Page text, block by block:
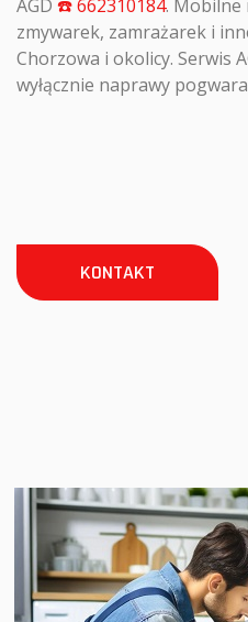
AGD ☎️ 662310184. Mobilne
zmywarek, zamrażarek i
Chorzowa i okolicy. Serwis
wyłącznie naprawy
KONTAKT